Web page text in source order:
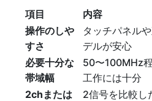
項目
内容
操作のしや
すさ
タッチパネル
デルが安心
必要十分な
帯域幅
50〜100MHz
工作には十分
2chまたは
2信号を比較し